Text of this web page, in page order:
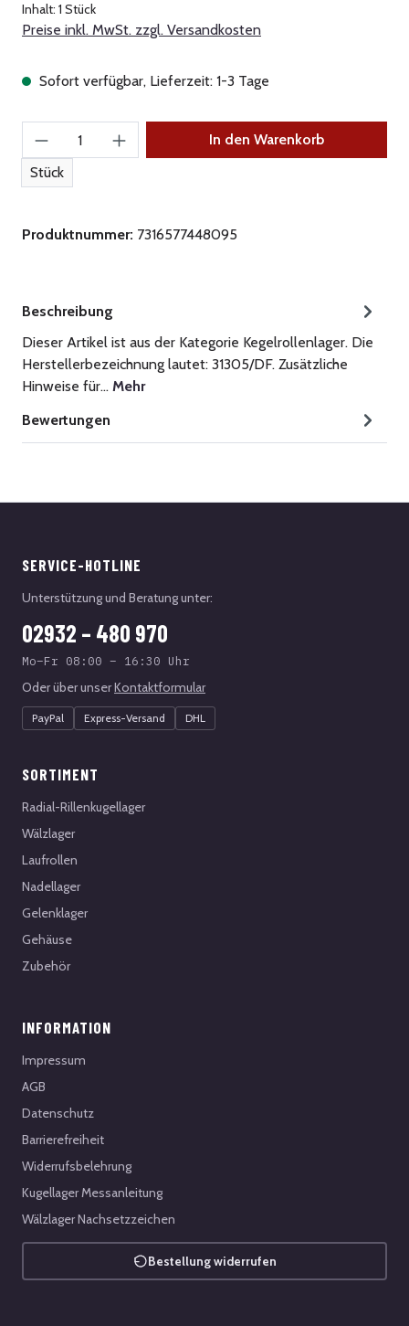
Inhalt: 1 Stück
Preise inkl. MwSt. zzgl. Versandkosten
Sofort verfügbar, Lieferzeit: 1-3 Tage
Produkt Anzahl: Gib den gewünschten Wert
Stück
In den Warenkorb
Produktnummer: 7316577448095
Beschreibung
Dieser Artikel ist aus der Kategorie Kegelrollenlager. Die
Herstellerbezeichnung lautet: 31305/DF. Zusätzliche
Hinweise für… Mehr
Bewertungen
SERVICE-HOTLINE
Unterstützung und Beratung unter:
02932 – 480 970
Mo–Fr 08:00 – 16:30 Uhr
Oder über unserKontaktformular
PayPal Express-Versand DHL
SORTIMENT
Radial-Rillenkugellager
Wälzlager
Laufrollen
Nadellager
Gelenklager
Gehäuse
Zubehör
INFORMATION
Impressum
AGB
Datenschutz
Barrierefreiheit
Widerrufsbelehrung
Kugellager Messanleitung
Wälzlager Nachsetzzeichen
Bestellung widerrufen